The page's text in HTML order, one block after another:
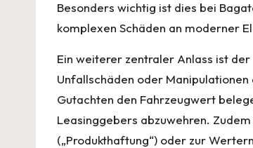
Besonders wichtig ist dies bei
komplexen Schäden an moderner
Ein weiterer zentraler Anlass ist
Unfallschäden oder
Gutachten den Fahrzeugwert
Leasinggebers abzuwehren.
(„Produkthaftung“) oder zur